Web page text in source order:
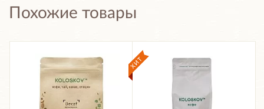
Похожие товары